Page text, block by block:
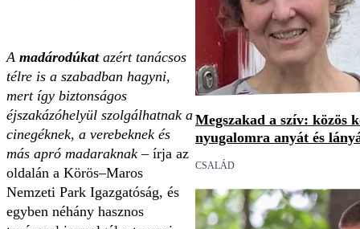
A madárodúkatazért tanácsos
télre is a szabadban hagyni,
mert így biztonságos
éjszakázóhelyül szolgálhatnak a
cinegéknek, a verebeknek és
más apró madaraknak – írja az
oldalán a Körös–Maros
Nemzeti Park Igazgatóság, és
egyben néhány hasznos
Megszakad a szív: közös
nyugalomra anyát és
CSALÁD